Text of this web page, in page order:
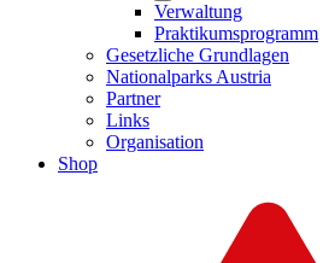
Verwaltung
Praktikumsprogramm
Gesetzliche Grundlagen
Nationalparks Austria
Partner
Links
Organisation
Shop